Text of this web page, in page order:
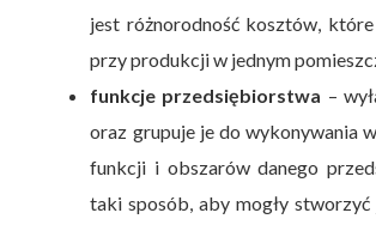
jest różnorodność kosztów,
przy produkcji w jednym
funkcje przedsiębiorstwa –
oraz grupuje je do wykonywania
funkcji i obszarów danego
taki sposób, aby mogły stworzyć